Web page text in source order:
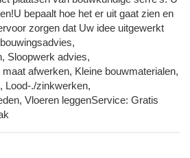
bepaalt hoe het er uit gaat zien en
zorgen dat Uw idee uitgewerkt
Sloopwerk advies,
afwerken, Kleine bouwmaterialen,
Lood-./zinkwerken,
Vloeren leggenService: Gratis